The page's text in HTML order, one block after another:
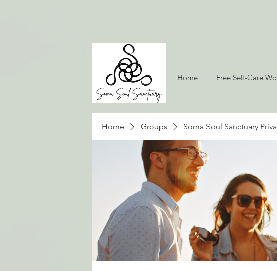
Home Free Self-Care
Home Groups Soma Soul Sanctuary